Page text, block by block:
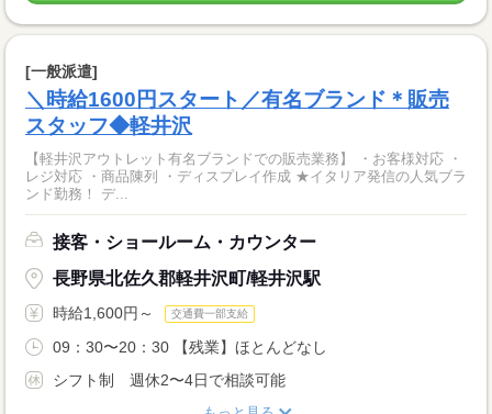
[一般派遣]
＼時給1600円スタート／有名ブランド＊販売
スタッフ◆軽井沢
【軽井沢アウトレット有名ブランドでの販売業務】 ・お客様対応 ・
レジ対応 ・商品陳列 ・ディスプレイ作成 ★イタリア発信の人気ブラ
ンド勤務！ デ...
接客・ショールーム・カウンター
長野県北佐久郡軽井沢町/軽井沢駅
時給1,600円～ 交通費一部支給
09：30〜20：30 【残業】ほとんどなし
シフト制 週休2〜4日で相談可能